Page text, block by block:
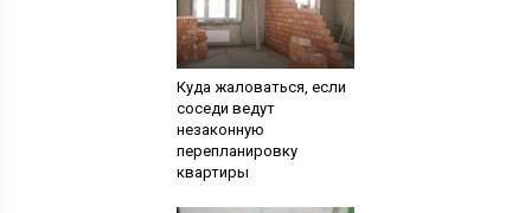
Куда жаловаться, если
соседи ведут
незаконную
перепланировку
квартиры